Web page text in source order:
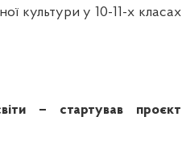
культури у 10-11-х класах
– стартував проєкт